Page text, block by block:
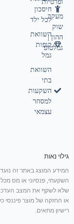
חיסכון
לכל ילד
השוואת
קופות
גמל
השוואת
בתי
השקעות
למסחר
עצמאי
ופרטיות
מעקב
שוק
ההון |
גמלטופ
גילוי נאות
המידע המוצג באתר זה נועד
השקעתי, פנסיוני או מס מכל
שלא לשקף את המצב
או החזקה של מוצר פיננסי
רישיון מתאים.